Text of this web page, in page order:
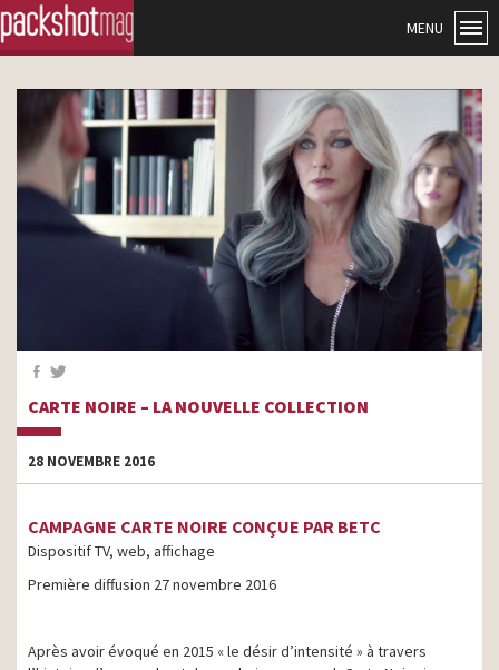
MENU
CARTE NOIRE – LA NOUVELLE COLLECTION
28 NOVEMBRE 2016
CAMPAGNE CARTE NOIRE CONÇUE PAR BETC
Dispositif TV, web, affichage
Première diffusion 27 novembre 2016
Après avoir évoqué en 2015 « le désir d’intensité » à travers